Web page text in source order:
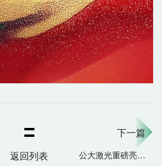
返回列表
下一篇
公大激光重磅亮相2026第五届中国激光领军人物大会暨上市公司峰会